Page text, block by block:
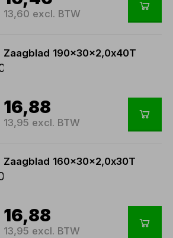
13,60 excl. BTW
Zaagblad 190x30x2,0x40T
16,88
13,95 excl. BTW
Zaagblad 160x30x2,0x30T
16,88
13,95 excl. BTW